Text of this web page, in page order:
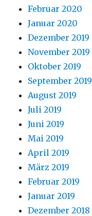
Februar 2020
Januar 2020
Dezember 2019
November 2019
Oktober 2019
September 2019
August 2019
Juli 2019
Juni 2019
Mai 2019
April 2019
März 2019
Februar 2019
Januar 2019
Dezember 2018